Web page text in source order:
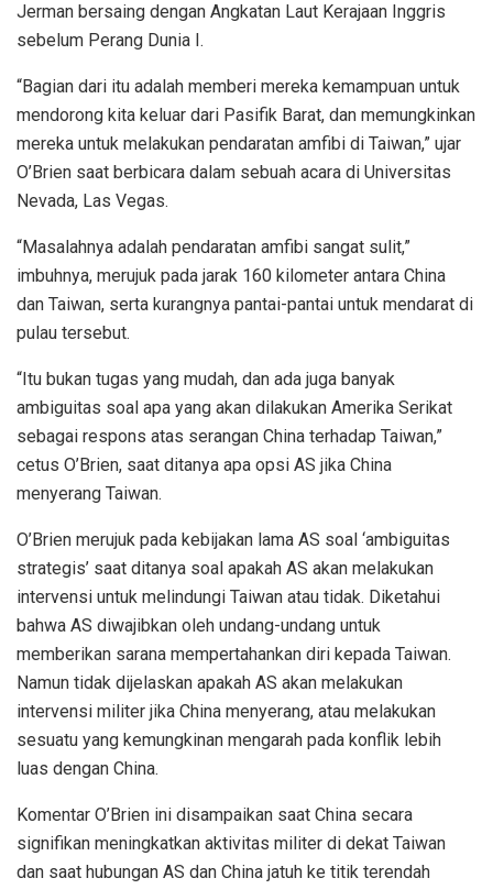
Jerman bersaing dengan Angkatan Laut Kerajaan Inggris
sebelum Perang Dunia I.
“Bagian dari itu adalah memberi mereka kemampuan untuk
mendorong kita keluar dari Pasifik Barat, dan memungkinkan
mereka untuk melakukan pendaratan amfibi di Taiwan,” ujar
O’Brien saat berbicara dalam sebuah acara di Universitas
Nevada, Las Vegas.
“Masalahnya adalah pendaratan amfibi sangat sulit,”
imbuhnya, merujuk pada jarak 160 kilometer antara China
dan Taiwan, serta kurangnya pantai-pantai untuk mendarat di
pulau tersebut.
“Itu bukan tugas yang mudah, dan ada juga banyak
ambiguitas soal apa yang akan dilakukan Amerika Serikat
sebagai respons atas serangan China terhadap Taiwan,”
cetus O’Brien, saat ditanya apa opsi AS jika China
menyerang Taiwan.
O’Brien merujuk pada kebijakan lama AS soal ‘ambiguitas
strategis’ saat ditanya soal apakah AS akan melakukan
intervensi untuk melindungi Taiwan atau tidak. Diketahui
bahwa AS diwajibkan oleh undang-undang untuk
memberikan sarana mempertahankan diri kepada Taiwan.
Namun tidak dijelaskan apakah AS akan melakukan
intervensi militer jika China menyerang, atau melakukan
sesuatu yang kemungkinan mengarah pada konflik lebih
luas dengan China.
Komentar O’Brien ini disampaikan saat China secara
signifikan meningkatkan aktivitas militer di dekat Taiwan
dan saat hubungan AS dan China jatuh ke titik terendah